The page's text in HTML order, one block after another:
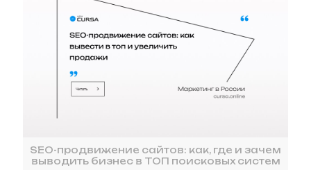
SEO-продвижение сайтов: как, где и зачем
выводить бизнес в ТОП поисковых систем